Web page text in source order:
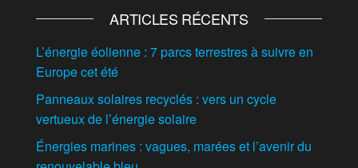
ARTICLES RÉCENTS
L’énergie éolienne : 7 parcs terrestres à suivre en
Europe cet été
Panneaux solaires recyclés : vers un cycle
vertueux de l’énergie solaire
Énergies marines : vagues, marées et l’avenir du